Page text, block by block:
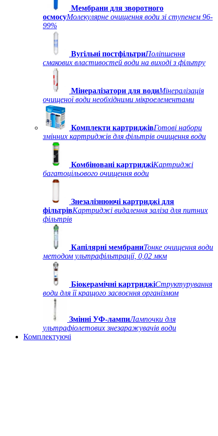
Мембрани для зворотного
осмосуМолекулярне очищення води зі ступенем 96-
99%
Вугільні постфільтриПоліпшення
смакових властивостей води на виході з фільтру
Мінералізатори для водиМінералізація
очищеної води необхідними мікроелементами
Комплекти картриджівГотові набори
змінних картриджів для фільтрів очищення води
Комбіновані картриджіКартриджі
багатоцільового очищення води
Знезалізнюючі картриджі для
фільтрівКартриджі видалення заліза для питних
фільтрів
Капілярні мембраниТонке очищення води
методом ультрафільтрації, 0,02 мкм
Біокерамічні картриджіСтруктурування
води для її кращого засвоєння організмом
Змінні УФ-лампиЛампочки для
ультрафіолетових знезаражувачів води
Комплектуючі